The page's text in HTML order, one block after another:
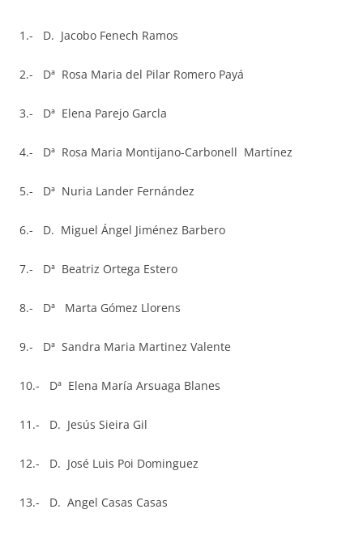
1.- D. Jacobo Fenech Ramos
2.- Dª Rosa Maria del Pilar Romero Payá
3.- Dª Elena Parejo Garcla
4.- Dª Rosa Maria Montijano-Carbonell Martínez
5.- Dª Nuria Lander Fernández
6.- D. Miguel Ángel Jiménez Barbero
7.- Dª Beatriz Ortega Estero
8.- Dª Marta Gómez Llorens
9.- Dª Sandra Maria Martinez Valente
10.- Dª Elena María Arsuaga Blanes
11.- D. Jesús Sieira Gil
12.- D. José Luis Poi Dominguez
13.- D. Angel Casas Casas